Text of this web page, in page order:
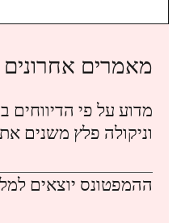
מאמרים אחרונים
מדוע על פי הדיווחים
וניקולה פלץ משנים
ההמפטונס יוצאים